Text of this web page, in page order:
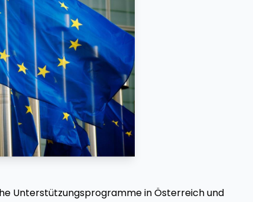
Unterstützungsprogramme in Österreich und